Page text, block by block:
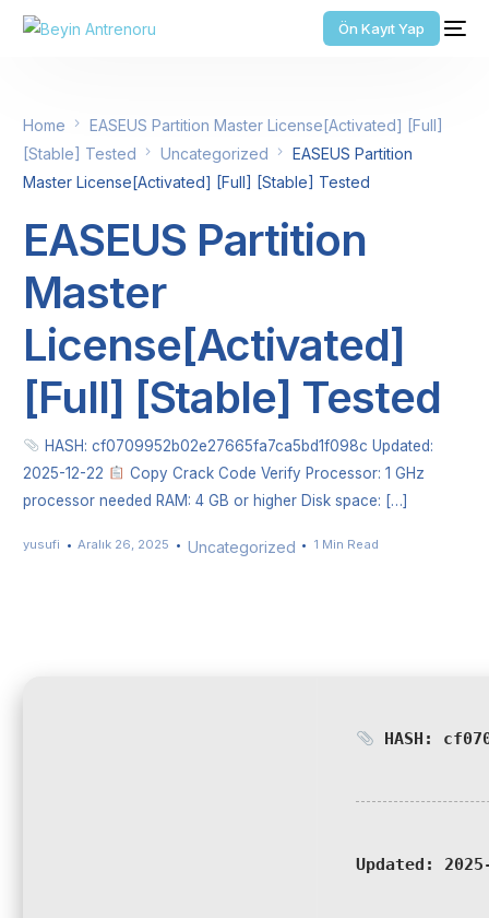
Ön Kayıt Yap
Home
EASEUS Partition Master License[Activated] [Full]
[Stable] Tested
Uncategorized
EASEUS Partition
Master License[Activated] [Full] [Stable] Tested
EASEUS Partition
Master
License[Activated]
[Full] [Stable] Tested
HASH: cf0709952b02e27665fa7ca5bd1f098c Updated:
2025-12-22
Copy Crack Code Verify Processor: 1 GHz
processor needed RAM: 4 GB or higher Disk space: […]
yusufi Aralık 26, 2025 Uncategorized 1 Min Read
HASH:
Updated: